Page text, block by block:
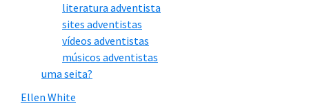
literatura adventista
sites adventistas
vídeos adventistas
músicos adventistas
uma seita?
Ellen White